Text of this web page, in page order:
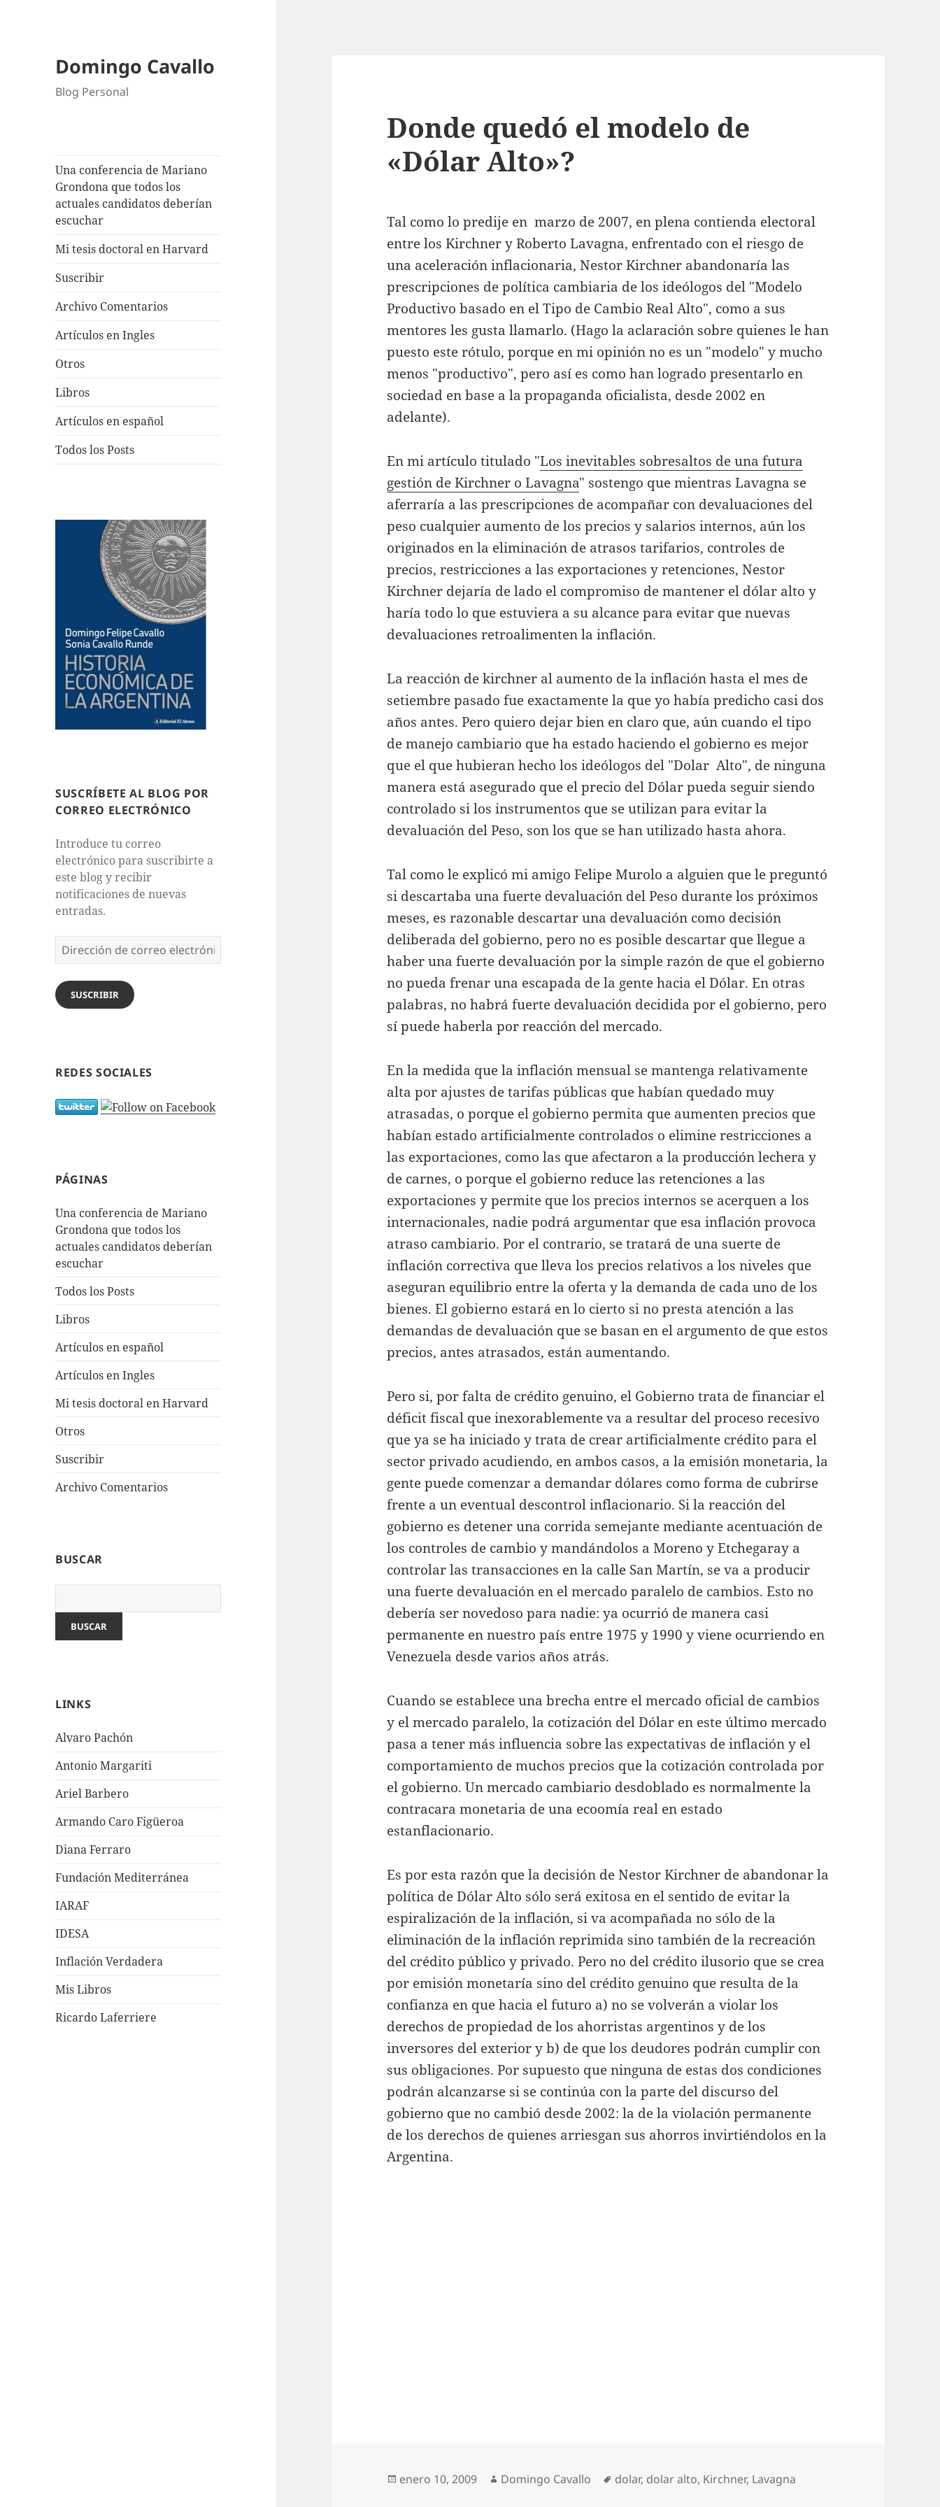
Domingo Cavallo
Blog Personal
Una conferencia de Mariano
Grondona que todos los
actuales candidatos deberían
escuchar
Mi tesis doctoral en Harvard
Suscribir
Archivo Comentarios
Artículos en Ingles
Otros
Libros
Artículos en español
Todos los Posts
SUSCRÍBETE AL BLOG POR
CORREO ELECTRÓNICO
Introduce tu correo
electrónico para suscribirte a
este blog y recibir
notificaciones de nuevas
entradas.
Dirección
de
correo
electrónico
SUSCRIBIR
REDES SOCIALES
PÁGINAS
Una conferencia de Mariano
Grondona que todos los
actuales candidatos deberían
escuchar
Todos los Posts
Libros
Artículos en español
Artículos en Ingles
Mi tesis doctoral en Harvard
Otros
Suscribir
Archivo Comentarios
BUSCAR
LINKS
Alvaro Pachón
Antonio Margariti
Ariel Barbero
Armando Caro Figüeroa
Diana Ferraro
Fundación Mediterránea
IARAF
IDESA
Inflación Verdadera
Mis Libros
Ricardo Laferriere
Donde quedó el modelo de
«Dólar Alto»?
Tal como lo predije en marzo de 2007, en plena contienda electoral
entre los Kirchner y Roberto Lavagna, enfrentado con el riesgo de
una aceleración inflacionaria, Nestor Kirchner abandonaría las
prescripciones de política cambiaria de los ideólogos del "Modelo
Productivo basado en el Tipo de Cambio Real Alto", como a sus
mentores les gusta llamarlo. (Hago la aclaración sobre quienes le han
puesto este rótulo, porque en mi opinión no es un "modelo" y mucho
menos "productivo", pero así es como han logrado presentarlo en
sociedad en base a la propaganda oficialista, desde 2002 en
adelante).
En mi artículo titulado "Los inevitables sobresaltos de una futura
gestión de Kirchner o Lavagna" sostengo que mientras Lavagna se
aferraría a las prescripciones de acompañar con devaluaciones del
peso cualquier aumento de los precios y salarios internos, aún los
originados en la eliminación de atrasos tarifarios, controles de
precios, restricciones a las exportaciones y retenciones, Nestor
Kirchner dejaría de lado el compromiso de mantener el dólar alto y
haría todo lo que estuviera a su alcance para evitar que nuevas
devaluaciones retroalimenten la inflación.
La reacción de kirchner al aumento de la inflación hasta el mes de
setiembre pasado fue exactamente la que yo había predicho casi dos
años antes. Pero quiero dejar bien en claro que, aún cuando el tipo
de manejo cambiario que ha estado haciendo el gobierno es mejor
que el que hubieran hecho los ideólogos del "Dolar Alto", de ninguna
manera está asegurado que el precio del Dólar pueda seguir siendo
controlado si los instrumentos que se utilizan para evitar la
devaluación del Peso, son los que se han utilizado hasta ahora.
Tal como le explicó mi amigo Felipe Murolo a alguien que le preguntó
si descartaba una fuerte devaluación del Peso durante los próximos
meses, es razonable descartar una devaluación como decisión
deliberada del gobierno, pero no es posible descartar que llegue a
haber una fuerte devaluación por la simple razón de que el gobierno
no pueda frenar una escapada de la gente hacia el Dólar. En otras
palabras, no habrá fuerte devaluación decidida por el gobierno, pero
sí puede haberla por reacción del mercado.
En la medida que la inflación mensual se mantenga relativamente
alta por ajustes de tarifas públicas que habían quedado muy
atrasadas, o porque el gobierno permita que aumenten precios que
habían estado artificialmente controlados o elimine restricciones a
las exportaciones, como las que afectaron a la producción lechera y
de carnes, o porque el gobierno reduce las retenciones a las
exportaciones y permite que los precios internos se acerquen a los
internacionales, nadie podrá argumentar que esa inflación provoca
atraso cambiario. Por el contrario, se tratará de una suerte de
inflación correctiva que lleva los precios relativos a los niveles que
aseguran equilibrio entre la oferta y la demanda de cada uno de los
bienes. El gobierno estará en lo cierto si no presta atención a las
demandas de devaluación que se basan en el argumento de que estos
precios, antes atrasados, están aumentando.
Pero si, por falta de crédito genuino, el Gobierno trata de financiar el
déficit fiscal que inexorablemente va a resultar del proceso recesivo
que ya se ha iniciado y trata de crear artificialmente crédito para el
sector privado acudiendo, en ambos casos, a la emisión monetaria, la
gente puede comenzar a demandar dólares como forma de cubrirse
frente a un eventual descontrol inflacionario. Si la reacción del
gobierno es detener una corrida semejante mediante acentuación de
los controles de cambio y mandándolos a Moreno y Etchegaray a
controlar las transacciones en la calle San Martín, se va a producir
una fuerte devaluación en el mercado paralelo de cambios. Esto no
debería ser novedoso para nadie: ya ocurrió de manera casi
permanente en nuestro país entre 1975 y 1990 y viene ocurriendo en
Venezuela desde varios años atrás.
Cuando se establece una brecha entre el mercado oficial de cambios
y el mercado paralelo, la cotización del Dólar en este último mercado
pasa a tener más influencia sobre las expectativas de inflación y el
comportamiento de muchos precios que la cotización controlada por
el gobierno. Un mercado cambiario desdoblado es normalmente la
contracara monetaria de una ecoomía real en estado
estanflacionario.
Es por esta razón que la decisión de Nestor Kirchner de abandonar la
política de Dólar Alto sólo será exitosa en el sentido de evitar la
espiralización de la inflación, si va acompañada no sólo de la
eliminación de la inflación reprimida sino también de la recreación
del crédito público y privado. Pero no del crédito ilusorio que se crea
por emisión monetaría sino del crédito genuino que resulta de la
confianza en que hacia el futuro a) no se volverán a violar los
derechos de propiedad de los ahorristas argentinos y de los
inversores del exterior y b) de que los deudores podrán cumplir con
sus obligaciones. Por supuesto que ninguna de estas dos condiciones
podrán alcanzarse si se continúa con la parte del discurso del
gobierno que no cambió desde 2002: la de la violación permanente
de los derechos de quienes arriesgan sus ahorros invirtiéndolos en la
Argentina.
Publicado
enero 10, 2009 Autor
Domingo Cavallo Etiquetas
dolar, dolar alto, Kirchner, Lavagna